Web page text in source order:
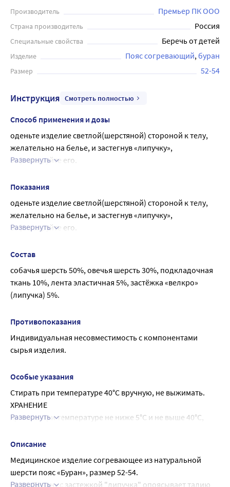
Производитель Премьер ПК ООО
Страна производитель Россия
Специальные свойства Беречь от детей
Изделие Пояс согревающий буран
Размер 52-54
Инструкция Смотреть полностью
Способ применения и дозы
оденьте изделие светлой(шерстяной) стороной к телу,
желательно на белье, и застегнув «липучку»,
зафиксируйте его.
«липучки».
Развернуть
Показания
оденьте изделие светлой(шерстяной) стороной к телу,
желательно на белье, и застегнув «липучку»,
зафиксируйте его.
«липучки».
Развернуть
Состав
собачья шерсть 50%, овечья шерсть 30%, подкладочная
ткань 10%, лента эластичная 5%, застёжка «велкро»
(липучка) 5%.
Противопоказания
Индивидуальная несовместимость с компонентами
сырья изделия.
Особые указания
Стирать при температуре 40°С вручную, не выжимать.
ХРАНЕНИЕ
Хранить при температуре не ниже 5°С и не выше 40°С,
прямого попадания солнечных лучей и атмосферных
Развернуть
Описание
Медицинское изделие согревающее из натуральной
шерсти пояс «Буран», размер 52-54.
Пояс «Буран» с застежкой "липучка" опоясывает талию
Развернуть